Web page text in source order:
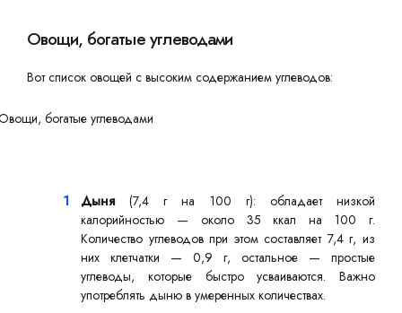
Овощи, богатые углеводами
Вот список овощей с высоким содержанием углеводов:
Дыня(7,4 г на 100 г): обладает низкой
калорийностью — около 35 ккал на 100 г.
Количество углеводов при этом составляет 7,4 г, из
них клетчатки — 0,9 г, остальное — простые
углеводы, которые быстро усваиваются. Важно
употреблять дыню в умеренных количествах.